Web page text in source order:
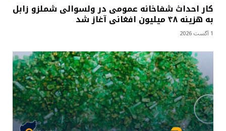
کار احداث شفاخانه عمومی در ولسوالی شملزو زابل
به هزینه ۴۸ میلیون افغانی آغاز شد
1 آگست 2026